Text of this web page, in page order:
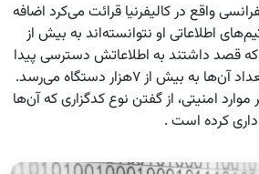
واقع در کالیفرنیا قرائت می‌کرد اضافه
اطلاعاتی او نتوانسته‌اند به بیش از
که قصد داشتند به اطلاعاتش دسترسی پیدا
کنند، وارد شوند که این تعداد آن‌ها به بیش از ۷هزار دستگاه می‌رسد.
موارد امنیتی، از گفتن نوع کدگزاری که آن‌ها
داری کرده است .